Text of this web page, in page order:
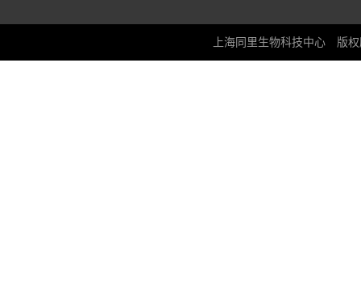
上海同里生物科技中心 版